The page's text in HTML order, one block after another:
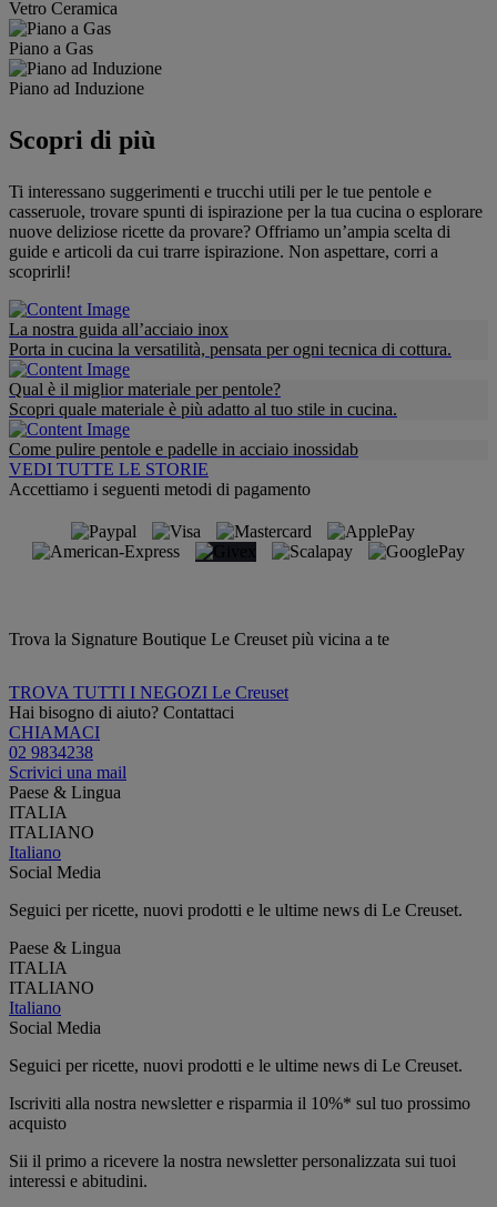
Vetro Ceramica
Piano a Gas
Piano ad Induzione
Scopri di più
Ti interessano suggerimenti e trucchi utili per le tue pentole e
casseruole, trovare spunti di ispirazione per la tua cucina o esplorare
nuove deliziose ricette da provare? Offriamo un’ampia scelta di
guide e articoli da cui trarre ispirazione. Non aspettare, corri a
scoprirli!
La nostra guida all’acciaio inox
Porta in cucina la versatilità, pensata per ogni tecnica di cottura.
Qual è il miglior materiale per pentole?
Scopri quale materiale è più adatto al tuo stile in cucina.
Come pulire pentole e padelle in acciaio inossidab
VEDI TUTTE LE STORIE
Accettiamo i seguenti metodi di pagamento
Trova la Signature Boutique Le Creuset più vicina a te
TROVA TUTTI I NEGOZI Le Creuset
Hai bisogno di aiuto? Contattaci
CHIAMACI
02 9834238
Scrivici una mail
Paese & Lingua
ITALIA
ITALIANO
Italiano
Social Media
Seguici per ricette, nuovi prodotti e le ultime news di Le Creuset.
Paese & Lingua
ITALIA
ITALIANO
Italiano
Social Media
Seguici per ricette, nuovi prodotti e le ultime news di Le Creuset.
Iscriviti alla nostra newsletter e risparmia il 10%* sul tuo prossimo
acquisto
Sii il primo a ricevere la nostra newsletter personalizzata sui tuoi
interessi e abitudini.